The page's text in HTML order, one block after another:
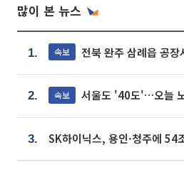
많이 본 뉴스
1. 속보 전북 완주 삼례읍 공장
2. 속보 서울도 '40도'…오늘
3.